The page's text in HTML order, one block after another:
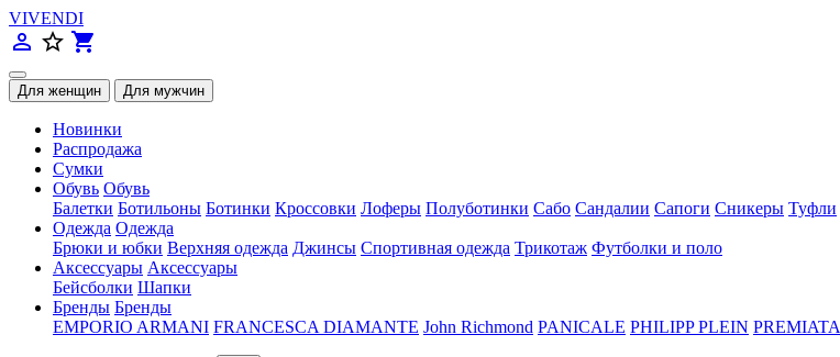
VIVENDI
person_outline star_border shopping_cart
Новинки
Распродажа
Сумки
Обувь Обувь
Балетки Ботильоны Ботинки Кроссовки Лоферы Полуботинки Сабо Сандалии Сапоги Сникеры Туфли
Одежда Одежда
Брюки и юбки Верхняя одежда Джинсы Спортивная одежда Трикотаж Футболки и поло
Аксессуары Аксессуары
Бейсболки Шапки
Бренды Бренды
EMPORIO ARMANI FRANCESCA DIAMANTE John Richmond PANICALE PHILIPP PLEIN PREMIATA